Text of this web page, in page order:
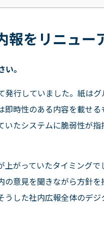
報をリニュー
。
発行していました。紙は
即時性のある内容を載せ
いたシステムに脆弱性が
がっていたタイミング
意見を聞きながら方針
した社内広報全体のデ